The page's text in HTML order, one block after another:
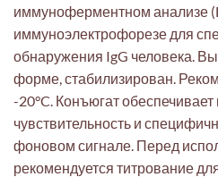
иммуноферментном анализе
иммуноэлектрофорезе для
обнаружения IgG человека.
форме, стабилизирован.
-20°C. Конъюгат
чувствительность и
фоновом сигнале. Перед
рекомендуется титрование